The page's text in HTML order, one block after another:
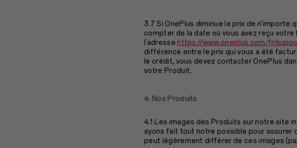
3.7 Si OnePlus diminue le prix de n'importe
compter de la date où vous avez reçu
l'adressehttps://www.oneplus.com/fr/
différence entre le prix qui vous a été
le crédit, vous devez contacter OnePlus
votre Produit.
4. Nos Produits
4.1 Les images des Produits sur notre site
ayons fait tout notre possible pour
peut légèrement différer de ces images